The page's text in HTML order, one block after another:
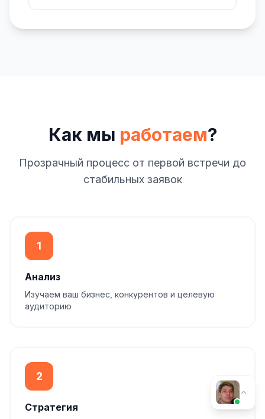
Как мы работаем?
Прозрачный процесс от первой встречи до
стабильных заявок
1
Анализ
Изучаем ваш бизнес, конкурентов и целевую
аудиторию
2
Стратегия